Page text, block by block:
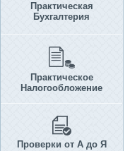
Практическая
Бухгалтерия
Практическое
Налогообложение
Проверки от А до Я